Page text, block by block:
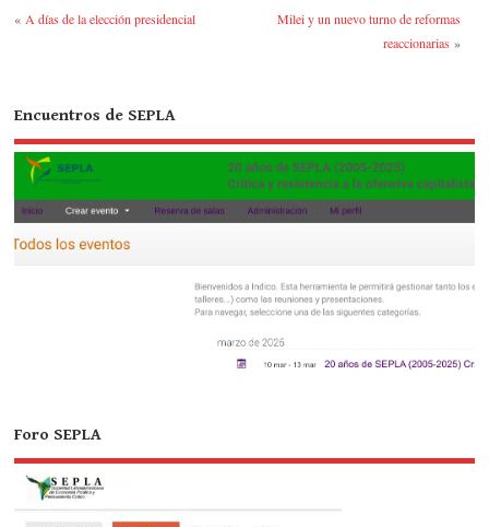
« A días de la elección presidencial
Milei y un nuevo turno de reformas
reaccionarias »
Encuentros de SEPLA
Foro SEPLA